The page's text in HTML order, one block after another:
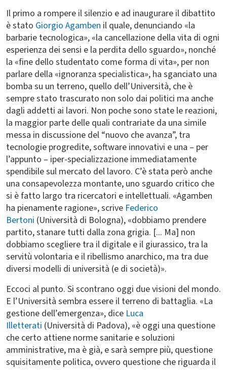
Il primo a rompere il silenzio e ad inaugurare il dibattito
è stato Giorgio Agamben il quale, denunciando «la
barbarie tecnologica», «la cancellazione della vita di ogni
esperienza dei sensi e la perdita dello sguardo», nonché
la «fine dello studentato come forma di vita», per non
parlare della «ignoranza specialistica», ha sganciato una
bomba su un terreno, quello dell’Università, che è
sempre stato trascurato non solo dai politici ma anche
dagli addetti ai lavori. Non poche sono state le reazioni,
la maggior parte delle quali contrariate da una simile
messa in discussione del “nuovo che avanza”, tra
tecnologie progredite, software innovativi e una – per
l’appunto – iper-specializzazione immediatamente
spendibile sul mercato del lavoro. C’è stata però anche
una consapevolezza montante, uno sguardo critico che
si è fatto largo tra ricercatori e intellettuali. «Agamben
ha pienamente ragione», scrive Federico
Bertoni (Università di Bologna), «dobbiamo prendere
partito, stanare tutti dalla zona grigia. [... Ma] non
dobbiamo scegliere tra il digitale e il giurassico, tra la
servitù volontaria e il ribellismo anarchico, ma tra due
diversi modelli di università (e di società)».
Eccoci al punto. Si scontrano oggi due visioni del mondo.
E l’Università sembra essere il terreno di battaglia. «La
gestione dell’emergenza», dice Luca
Illetterati (Università di Padova), «è oggi una questione
che certo attiene norme sanitarie e soluzioni
amministrative, ma è già, e sarà sempre più, questione
squisitamente politica, ovvero questione che riguarda il